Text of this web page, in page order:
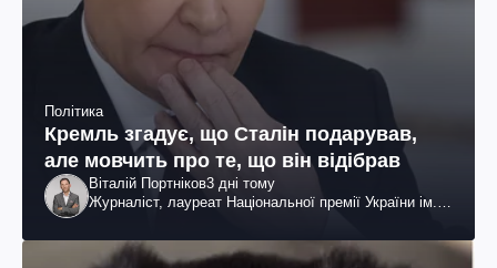
Політика
Кремль згадує, що Сталін подарував,
але мовчить про те, що він відібрав
Віталій Портніков3 дні тому
Журналіст, лауреат Національної премії України ім.